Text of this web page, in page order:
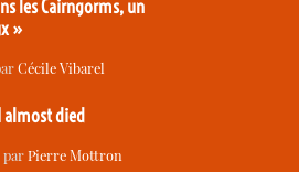
les Cairngorms, un
»
Cécile Vibarel
almost died
parPierre Mottron